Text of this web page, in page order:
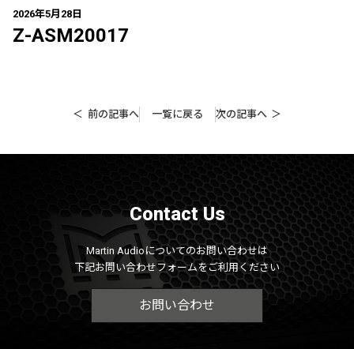
2026年5月28日
Z-ASM20017
前の記事へ 一覧に戻る 次の記事へ
Contact Us
Martin Audioについてのお問い合わせは
下記お問い合わせフォームをご利用ください
お問い合わせ